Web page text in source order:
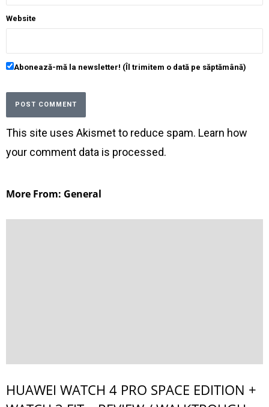
Website
Abonează-mă la newsletter! (Îl trimitem o dată pe săptămână)
This site uses Akismet to reduce spam. Learn how
your comment data is processed.
More From: General
HUAWEI WATCH 4 PRO SPACE EDITION +